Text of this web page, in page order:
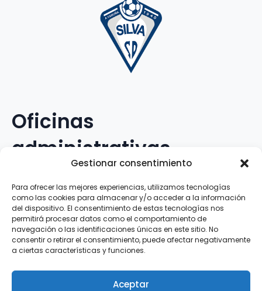
Gestionar consentimiento
Para ofrecer las mejores experiencias, utilizamos tecnologías
como las cookies para almacenar y/o acceder a la información
del dispositivo. El consentimiento de estas tecnologías nos
permitirá procesar datos como el comportamiento de
navegación o las identificaciones únicas en este sitio. No
consentir o retirar el consentimiento, puede afectar negativamente
a ciertas características y funciones.
Aceptar
Oficinas
administrativas
Avenida Galileo Galilei, 12
15.008 · A Coruña · España
Teléfono:881.069.303
WhatsApp:616.897.466